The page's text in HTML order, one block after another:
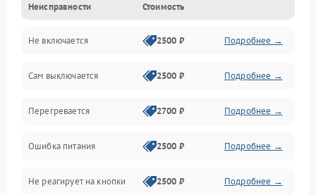
Неисправности Стоимость
Не включается 2500 ₽ Подробнее →
Сам выключается 2500 ₽ Подробнее →
Перегревается 2700 ₽ Подробнее →
Ошибка питания 2500 ₽ Подробнее →
Не реагирует на кнопки 2500 ₽ Подробнее →